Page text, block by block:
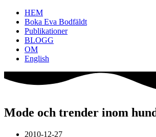
HEM
Boka Eva Bodfäldt
Publikationer
BLOGG
OM
English
Mode och trender inom
2010-12-27